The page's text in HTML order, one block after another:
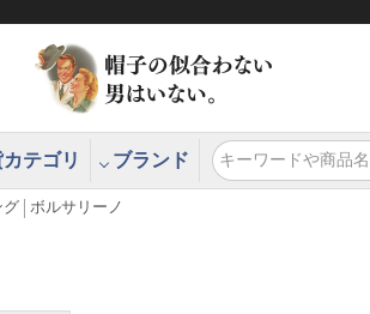
テゴリ ブランド
グ ボルサリーノ